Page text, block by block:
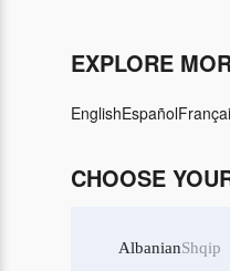
EXPLORE
EnglishEspañol
CHOOSE
AlbanianShqip